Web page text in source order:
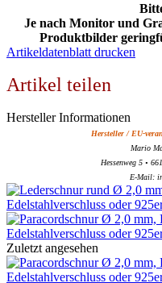
Je nach Monitor und
Produktbilder
Artikeldatenblatt drucken
Artikel teilen
Hersteller Informationen
Hersteller / EU-
Mario
Hessenweg 5 •
E-Mail:
Zuletzt angesehen